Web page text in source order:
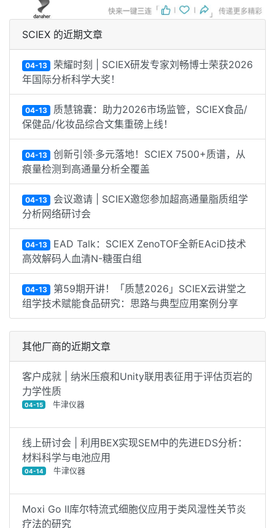
SCIEX 的近期文章
04-13 荣耀时刻 | SCIEX研发专家刘畅博士荣获2026
年国际分析科学大奖！
04-13 质慧锦囊：助力2026市场监管，SCIEX食品/
保健品/化妆品综合文集重磅上线！
04-13 创新引领·多元落地！SCIEX 7500+质谱，从
痕量检测到高通量分析全覆盖
04-13 会议邀请 | SCIEX邀您参加超高通量脂质组学
分析网络研讨会
04-13 EAD Talk：SCIEX ZenoTOF全新EAciD技术
高效解码人血清N-糖蛋白组
04-13 第59期开讲！「质慧2026」SCIEX云讲堂之
组学技术赋能食品研究：思路与典型应用案例分享
其他厂商的近期文章
客户成就 | 纳米压痕和Unity联用表征用于评估页岩的
力学性质
04-15 牛津仪器
线上研讨会 | 利用BEX实现SEM中的先进EDS分析：
材料科学与电池应用
04-14 牛津仪器
Moxi Go II库尔特流式细胞仪应用于类风湿性关节炎
疗法的研究